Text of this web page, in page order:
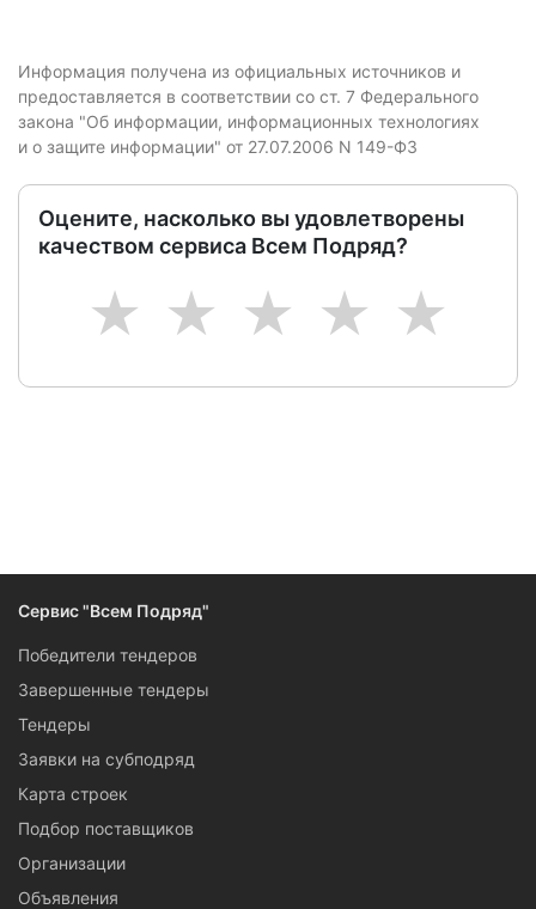
Информация получена из официальных источников и
предоставляется в соответствии со ст. 7 Федерального
закона "Об информации, информационных технологиях
и о защите информации" от 27.07.2006 N 149-ФЗ
Оцените, насколько вы удовлетворены
качеством сервиса Всем Подряд?
5
4
3
2
1
Сервис "Всем Подряд"
Победители тендеров
Завершенные тендеры
Тендеры
Заявки на субподряд
Карта строек
Подбор поставщиков
Организации
Объявления